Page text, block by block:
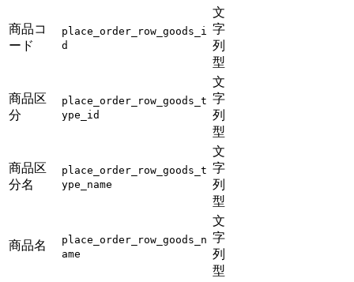
商品コ
ード
place_order_row_goods_i
d
文
字
列
型
商品区
分
place_order_row_goods_t
ype_id
文
字
列
型
商品区
分名
place_order_row_goods_t
ype_name
文
字
列
型
商品名
place_order_row_goods_n
ame
文
字
列
型